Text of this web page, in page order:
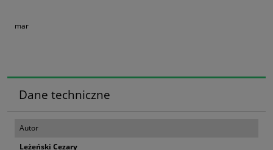
mar
Dane techniczne
Autor
Leżeński Cezary